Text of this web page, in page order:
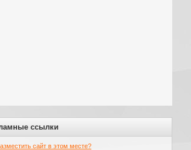
ссылки
сайт в этом месте?